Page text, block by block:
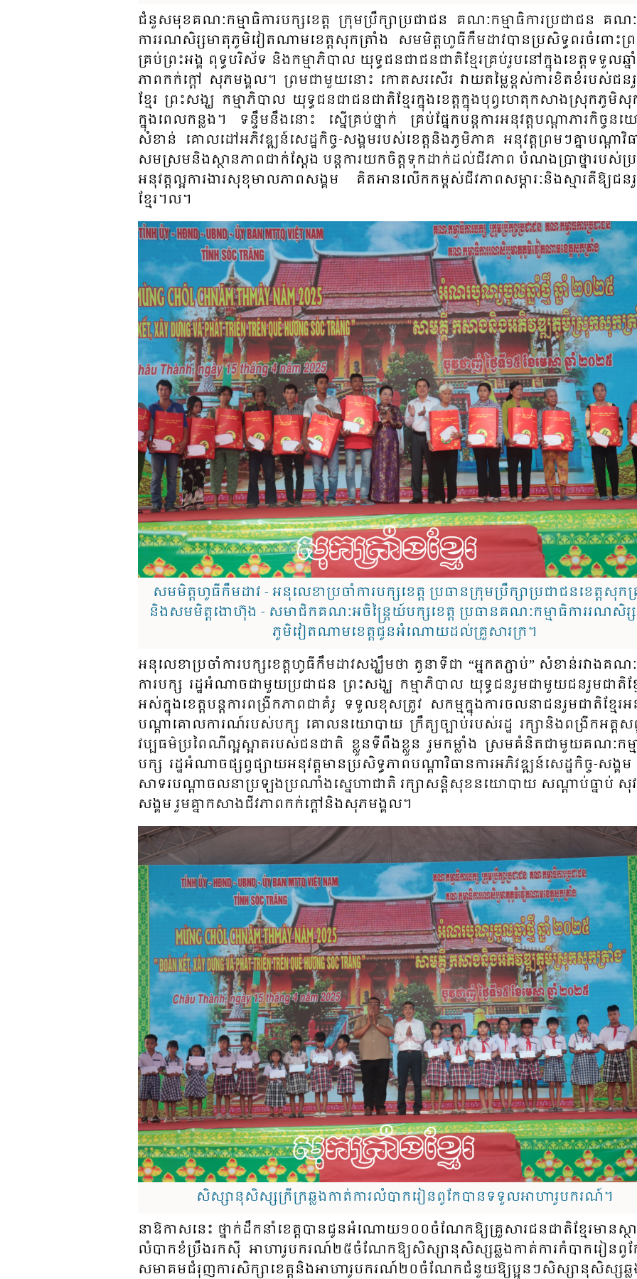
ជំនួស​មុខ​​គណៈ​កម្មាធិ​ការ​បក្ស​ខេត្ត ក្រុម​ប្រឹក្សា​ប្រ​ជា​ជន​ គណៈ​កម្មាធិ​ការ​ប្រ​ជាជន​ គណៈ​
ការ​រណសិរ្ស​មាតុភូមិ​វៀតណាមខេត្តសុក​ត្រាំង សមមិត្ត​ហូ​ធី​កឹម​ដាវ​​បាន​ប្រ​សិទ្ធ​ពរ​​​ចំពោះ​​ព្
គ្រប់​ព្រះ​​អង្គ ពុទ្ធ​បរិស័ទ​ និង​កម្មា​ភិ​បាល យុទ្ធ​ជន​ជា​ជន​​ជាតិ​ខ្មែរ​គ្រប់​រូប​នៅ​ក្នុង​ខេត្ត​ទទួល​ឆ្ន
ភាព​កក់​ក្តៅ សុភមង្គល។ ព្រម​ជា​មួយ​នោះ កោត​សរសើរ​ វាយ​តម្លៃ​ខ្ពស់​ការ​ខិត​ខំ​របស់​ជន​
ខ្មែរ ព្រះ​សង្ឃ កម្មា​ភិ​បាល​ យុទ្ធ​ជន​ជា​ជន​ជាតិ​ខ្មែរ​ក្នុង​ខេត្ត​ក្នុង​បុព្វ​ហេតុ​កសាង​ស្រុក​ភូមិ​សុ
ក្នុង​ពេល​កន្លង។ ទន្ទឹម​នឹង​នោះ ស្នើ​គ្រប់​ថ្នាក់ គ្រប់​ផ្នែក​បន្ត​ការ​អនុវត្ត​បណ្តា​ភារកិច្ច​ន
សំខាន់ គោល​ដៅ​អភិវឌ្ឍន៍​សេដ្ឋ​កិច្ច​​-​សង្គម​របស់​ខេត្តនិង​ភូមិភាគ អនុវត្ត​ព្រម​ៗគ្នា​បណ្តា​វិ​ធ
សមស្រម​និង​ស្ថាន​ភាព​ជាក់​ស្តែង​ បន្ត​ការ​យក​ចិត្ត​ទុក​ដាក់​ដល់​ជីវភាព​ បំណង​ប្រា​ថ្នា​របស់​ប្
អនុវត្ត​ល្អ​ការ​ងារ​សុខុមាល​ភាព​សង្គម គិត​អាន​លើក​កម្ពស់​ជី​វភាព​សម្ភារៈ​និង​ស្មារតី​ឱ្យ​ជន​
ខ្មែរ។ល។​
សមមិត្តហូធីកឹមដាវ - អនុលេខាប្រចាំការបក្សខេត្ត ប្រធានក្រុមប្រឹក្សាប្រជាជនខេត្តសុក
និងសមមិត្តងោហ៊ុង - សមាជិកគណៈអចិន្ត្រៃយ៍បក្សខេត្ត ប្រធានគណៈកម្មាធិការរណសិរ្
ភូមិវៀតណាមខេត្តជូនអំណោយដល់គ្រួសារក្រ។
អនុ​លេខា​ប្រ​ចាំ​ការ​បក្ស​ខេត្ត​ហូ​ធី​កឹម​ដាវ​សង្ឃឹម​ថា ​​តួ​នា​ទី​ជា​ “អ្នក​ត​ភ្ជាប់”​ សំ​ខាន់​រវាង​គណៈ​
ការ​បក្ស​ រដ្ឋ​អំណាចជា​មួយ​ប្រ​ជា​ជន ព្រះ​សង្ឃ​ កម្មា​ភិ​បាល​ យុទ្ធ​ជន​រួម​ជា​មួយ​​ជន​រួម​ជាតិ​ខ្ម
អស់​ក្នុង​ខេត្ត​បន្ត​ការ​ពង្រីក​ភាព​ជា​គំរូ ទទួល​ខុស​ត្រូវ សកម្ម​ក្នុង​ការ​ចលនា​ជន​រួម​ជាតិ​ខ្មែរ​អនុ
បណ្តា​គោល​ការណ៍​របស់​បក្ស គោល​នយោ​បាយ​ ក្រឹត្យ​ច្បាប់​របស់​រដ្ឋ​ រក្សា​និង​ពង្រីក​អត្ត​
វប្ប​ធម៌​ប្រ​ពៃ​ណី​ល្អ​ស្អាត​របស់​ជន​ជាតិ ខ្លួន​ទី​ពឹង​ខ្លួន រួម​កម្លាំង ស្រម​គំនិត​​ជា​មួយ​គណៈ​កម្ម
បក្ស រដ្ឋ​អំណាច​ផ្សព្វ​ផ្សាយ​អនុវត្ត​មាន​ប្រ​សិទ្ធ​ភាព​បណ្តា​វិ​ធាន​ការ​អភិ​វឌ្ឍន៍​សេដ្ឋ​កិច្ច-​សង្គ
សាទរ​បណ្តា​ចលនា​ប្រ​ឡង​ប្រ​ណាំង​ស្នេហាជាតិ រក្សា​សន្តិ​សុខ​នយោ​បាយ សណ្តាប់​ធ្នាប់ សុវ
សង្គម រួម​គ្នា​កសាង​ជីវភាព​កក់​ក្តៅ​និង​សុ​ភមង្គល។​
សិស្សានុសិស្សក្រីក្រឆ្លងកាត់ការលំបាករៀនពូកែបានទទួលអាហារូបករណ៍។
នាឱកាស​នេះ ថ្នាក់​ដឹក​នាំ​ខេត្ត​​បាន​ជូន​អំណោយ​១០០​ចំណែក​ឱ្យ​គ្រួ​សារ​ជន​ជាតិ​ខ្មែរ​មាន​ស្ថ
លំ​បាក​ខំប្រឹង​រក​ស៊ី អាហារូបករណ៍​២៥​ចំណែក​​ឱ្យ​សិស្សា​នុសិស្ស​ឆ្លង​កាត់​ការ​កំ​បាក​រៀន​ពូ​
សមាគម​ជំ​រុញ​ការ​សិក្សា​ខេត្ត​និង​អាហារូបករណ៍​២០​ចំណែក​ជំនួយ​ឱ្យ​​ប្អូន​ៗ​សិស្សា​នុសិស្ស​ឆ្